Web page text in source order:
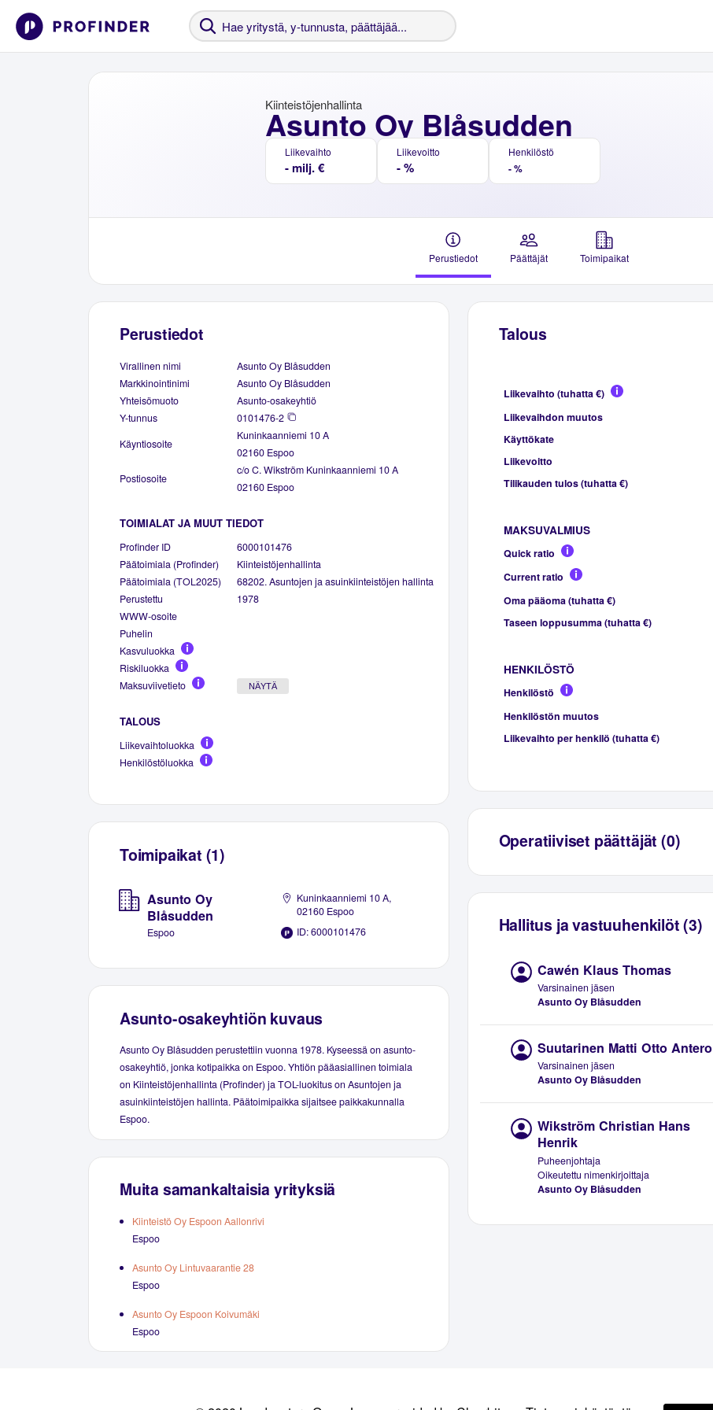
Asunto Oy Blåsudden
Kiinteistöjenhallinta
Liikevaihto
- milj. €
Liikevoitto
- %
Henkilöstö
- %
Perustiedot Päättäjät Toimipaikat
Perustiedot
Virallinen nimi
Asunto Oy Blåsudden
Markkinointinimi
Asunto Oy Blåsudden
Yhteisömuoto
Asunto-osakeyhtiö
Y-tunnus
0101476-2
Käyntiosoite
Kuninkaanniemi 10 A
02160 Espoo
Postiosoite
c/o C. Wikström Kuninkaanniemi 10 A
02160 Espoo
TOIMIALAT JA MUUT TIEDOT
Profinder ID
6000101476
Päätoimiala (Profinder)
Kiinteistöjenhallinta
Päätoimiala (TOL2025)
68202. Asuntojen ja asuinkiinteistöjen hallinta
Perustettu
1978
WWW-osoite
Puhelin
Kasvuluokka
Riskiluokka
Maksuviivetieto
NÄYTÄ
TALOUS
Liikevaihtoluokka
Henkilöstöluokka
Toimipaikat (1)
Asunto Oy
Blåsudden
Espoo
Kuninkaanniemi 10 A,
02160 Espoo
ID: 6000101476
Asunto-osakeyhtiön kuvaus
Asunto Oy Blåsudden perustettiin vuonna 1978. Kyseessä on asunto-
osakeyhtiö, jonka kotipaikka on Espoo. Yhtiön pääasiallinen toimiala
on Kiinteistöjenhallinta (Profinder) ja TOL-luokitus on Asuntojen ja
asuinkiinteistöjen hallinta. Päätoimipaikka sijaitsee paikkakunnalla
Espoo.
Muita samankaltaisia yrityksiä
Kiinteistö Oy Espoon Aallonrivi
Espoo
Asunto Oy Lintuvaarantie 28
Espoo
Asunto Oy Espoon Koivumäki
Espoo
Talous
Liikevaihto (tuhatta €)
Liikevaihdon muutos
Käyttökate
Liikevoitto
Tilikauden tulos (tuhatta €)
MAKSUVALMIUS
Quick ratio
Current ratio
Oma pääoma (tuhatta €)
Taseen loppusumma (tuhatta €)
HENKILÖSTÖ
Henkilöstö
Henkilöstön muutos
Liikevaihto per henkilö (tuhatta €)
Operatiiviset päättäjät (0)
Hallitus ja vastuuhenkilöt (3)
Cawén Klaus Thomas
Varsinainen jäsen
Asunto Oy Blåsudden
Suutarinen Matti Otto Antero
Varsinainen jäsen
Asunto Oy Blåsudden
Wikström Christian Hans
Henrik
Puheenjohtaja
Oikeutettu nimenkirjoittaja
Asunto Oy Blåsudden